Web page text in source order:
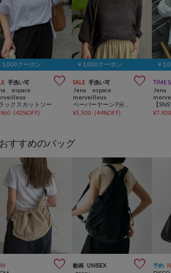
1,000クーポン
手洗い可 
espace
ックスカットソー
(42%OFF)
￥1,000クーポン
SALE 手洗い可 
Jena espace
merveilleux
ペーパーヤーン7分袖ニット
¥5,500 (44%OFF)
￥
TIME
Jena
¥
おすすめのバッグ
 動画 UNISEX  予約